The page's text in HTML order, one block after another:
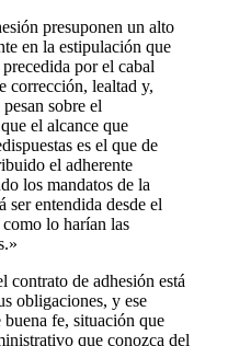
presuponen un alto
en la estipulación que
por el cabal
corrección, lealtad y,
sobre el
el alcance que
es el que de
el adherente
los mandatos de la
ser entendida desde el
lo harían las
contrato de adhesión está
obligaciones, y ese
fe, situación que
que conozca del